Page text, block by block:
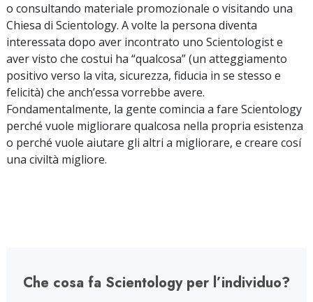
o consultando materiale promozionale o visitando una
Chiesa di Scientology. A volte la persona diventa
interessata dopo aver incontrato uno Scientologist e
aver visto che costui ha “qualcosa” (un atteggiamento
positivo verso la vita, sicurezza, fiducia in se stesso e
felicità) che anch’essa vorrebbe avere.
Fondamentalmente, la gente comincia a fare Scientology
perché vuole migliorare qualcosa nella propria esistenza
o perché vuole aiutare gli altri a migliorare, e creare cosí
una civiltà migliore.
Che cosa fa Scientology per l’individuo?